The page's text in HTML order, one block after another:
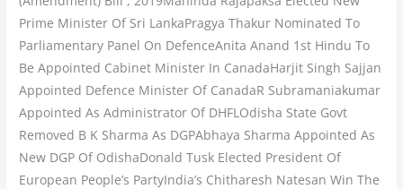
Prime Minister Of Sri LankaPragya Thakur Nominated To
Parliamentary Panel On DefenceAnita Anand 1st Hindu To
Be Appointed Cabinet Minister In CanadaHarjit Singh Sajjan
Appointed Defence Minister Of CanadaR Subramaniakumar
Appointed As Administrator Of DHFLOdisha State Govt
Removed B K Sharma As DGPAbhaya Sharma Appointed As
New DGP Of OdishaDonald Tusk Elected President Of
European People’s PartyIndia’s Chitharesh Natesan Win The